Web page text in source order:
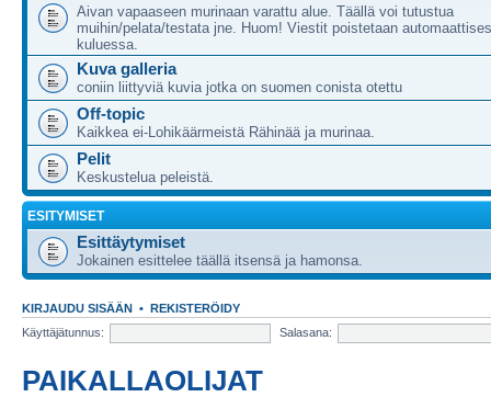
Aivan vapaaseen murinaan varattu alue. Täällä voi tutustua
muihin/pelata/testata jne. Huom! Viestit poistetaan
kuluessa.
Kuva galleria
coniin liittyviä kuvia jotka on suomen conista otettu
Off-topic
Kaikkea ei-Lohikäärmeistä Rähinää ja murinaa.
Pelit
Keskustelua peleistä.
ESITYMISET
Esittäytymiset
Jokainen esittelee täällä itsensä ja hamonsa.
KIRJAUDU SISÄÄN • REKISTERÖIDY
Käyttäjätunnus:
Salasana:
PAIKALLAOLIJAT